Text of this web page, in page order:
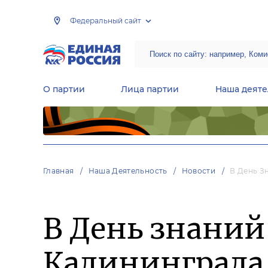
Федеральный сайт
О партии Лица партии Наша
Главная Наша Деятельность Новости В День
В День